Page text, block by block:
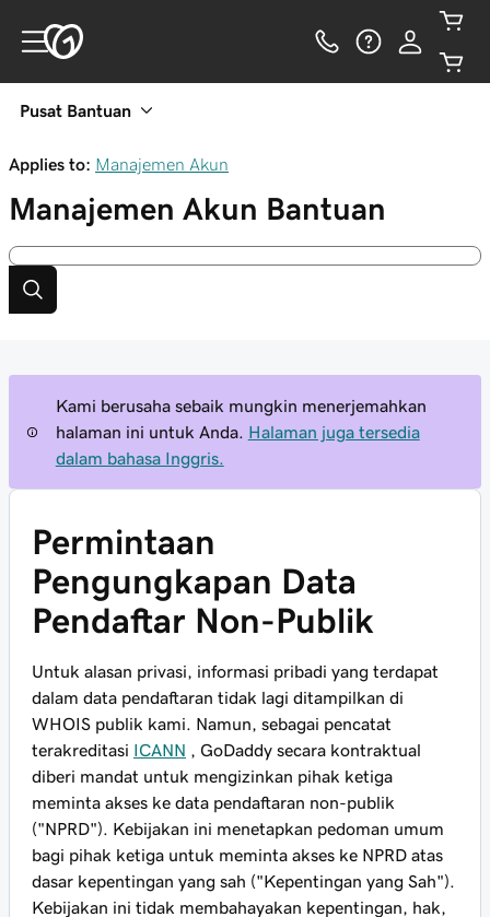
Pusat Bantuan
Applies to: Manajemen Akun
Manajemen Akun Bantuan
Kami berusaha sebaik mungkin menerjemahkan
halaman ini untuk Anda.
Halaman juga tersedia
dalam bahasa Inggris.
Permintaan
Pengungkapan Data
Pendaftar Non-Publik
Untuk alasan privasi, informasi pribadi yang terdapat
dalam data pendaftaran tidak lagi ditampilkan di
WHOIS publik kami. Namun, sebagai pencatat
terakreditasi ICANN , GoDaddy secara kontraktual
diberi mandat untuk mengizinkan pihak ketiga
meminta akses ke data pendaftaran non-publik
("NPRD"). Kebijakan ini menetapkan pedoman umum
bagi pihak ketiga untuk meminta akses ke NPRD atas
dasar kepentingan yang sah ("Kepentingan yang Sah").
Kebijakan ini tidak membahayakan kepentingan, hak,